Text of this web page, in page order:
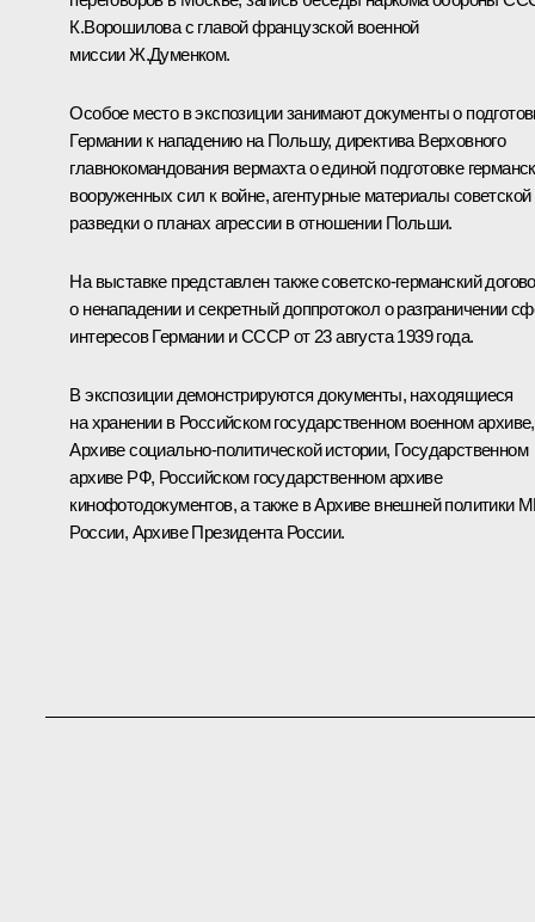
К.Ворошилова с главой французской военной
миссии Ж.Думенком.
Особое место в экспозиции занимают документы о
Германии к нападению на Польшу, директива Верховного
главнокомандования вермахта о единой подготовке
вооруженных сил к войне, агентурные материалы советской
разведки о планах агрессии в отношении Польши.
На выставке представлен также советско-германский
о ненападении и секретный доппротокол о разграничении
интересов Германии и СССР от 23 августа 1939 года.
В экспозиции демонстрируются документы, находящиеся
на хранении в Российском государственном военном архиве,
Архиве социально-политической истории, Государственном
архиве РФ, Российском государственном архиве
кинофотодокументов, а также в Архиве внешней политики
России, Архиве Президента России.